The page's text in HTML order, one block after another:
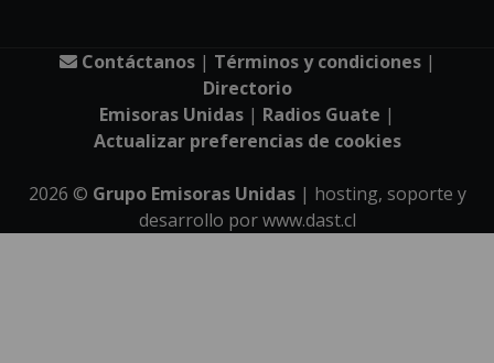
Contáctanos| Términos y condiciones|
Directorio
Emisoras Unidas | Radios Guate |
Actualizar preferencias de cookies
2026 © Grupo Emisoras Unidas| hosting, soporte y
desarrollo porwww.dast.cl